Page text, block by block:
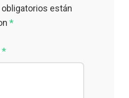
están
*
*